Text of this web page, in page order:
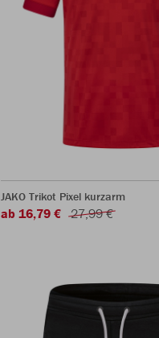
JAKO Trikot Pixel kurzarm
ab 16,79 € 27,99 €